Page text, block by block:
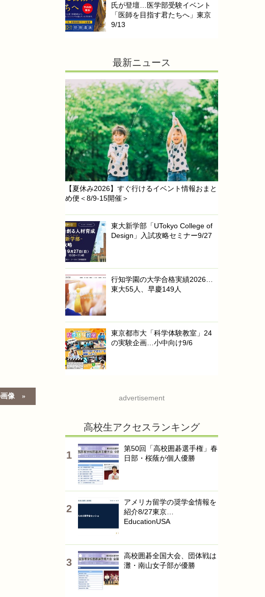
像
氏が登壇…医学部受験イベント
「医師を目指す君たちへ」東京
9/13
最新ニュース
【夏休み2026】すぐ行けるイベント情報おまと
め便＜8/9-15開催＞
東大新学部「UTokyo College of
Design」入試攻略セミナー9/27
行知学園の大学合格実績2026…
東大55人、早慶149人
東京都市大「科学体験教室」24
の実験企画…小中向け9/6
advertisement
高校生アクセスランキング
第50回「高校囲碁選手権」春
日部・桜蔭が個人優勝
アメリカ留学の奨学金情報を
紹介8/27東京…
EducationUSA
高校囲碁全国大会、団体戦は
灘・南山女子部が優勝